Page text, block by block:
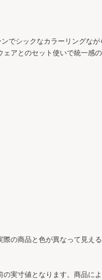
でシックなカラーリングな
アとのセット使いで統一感
の商品と色が異なって見え
実寸値となります。商品に